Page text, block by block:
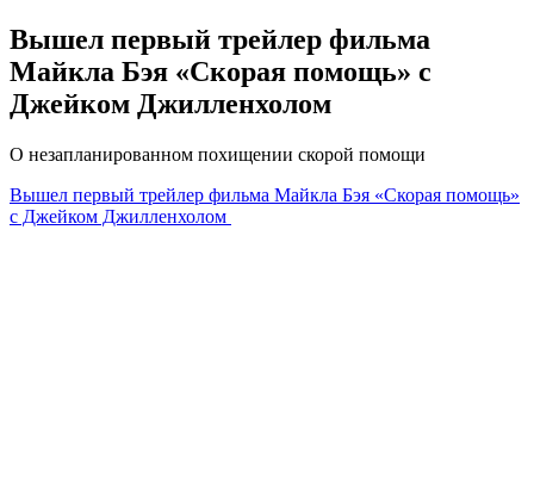
Вышел первый трейлер фильма
Майкла Бэя «Скорая помощь» с
Джейком Джилленхолом
О незапланированном похищении скорой помощи
Вышел первый трейлер фильма Майкла Бэя «Скорая помощь»
с Джейком Джилленхолом